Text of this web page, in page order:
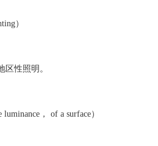
）
性照明。
， of a surface）